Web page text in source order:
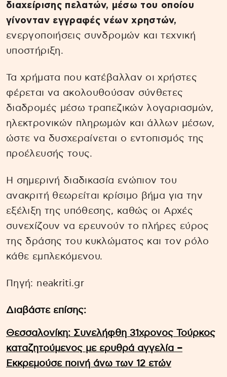
διαχείρισης πελατών, μέσω του οποίου
γίνονταν εγγραφές νέων χρηστών,
ενεργοποιήσεις συνδρομών και τεχνική
υποστήριξη.
Τα χρήματα που κατέβαλλαν οι χρήστες
φέρεται να ακολουθούσαν σύνθετες
διαδρομές μέσω τραπεζικών λογαριασμών,
ηλεκτρονικών πληρωμών και άλλων μέσων,
ώστε να δυσχεραίνεται ο εντοπισμός της
προέλευσής τους.
Η σημερινή διαδικασία ενώπιον του
ανακριτή θεωρείται κρίσιμο βήμα για την
εξέλιξη της υπόθεσης, καθώς οι Αρχές
συνεχίζουν να ερευνούν το πλήρες εύρος
της δράσης του κυκλώματος και τον ρόλο
κάθε εμπλεκόμενου.
Πηγή: neakriti.gr
Διαβάστε επίσης:
Θεσσαλονίκη: Συνελήφθη 31χρονος Τούρκος
καταζητούμενος με ερυθρά αγγελία –
Εκκρεμούσε ποινή άνω των 12 ετών